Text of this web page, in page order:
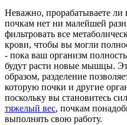
Неважно, прорабатываете ли
почкам нет ни малейшей
фильтровать все
крови, чтобы вы могли
- пока ваш организм
будут расти новые мышцы.
образом, разделение
которую почки и другие
поскольку вы становитесь
тяжелый вес, почкам
выполнять свою работу.